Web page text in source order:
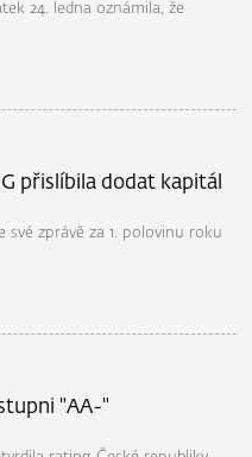
24. ledna oznámila, že
přislíbila dodat kapitál
své zprávě za 1. polovinu roku
"AA-"